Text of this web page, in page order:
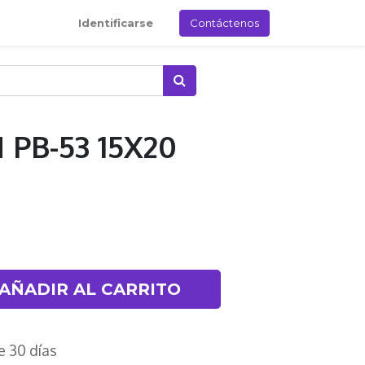
Identificarse Contáctenos
53 15X20
AL CARRITO
30 días